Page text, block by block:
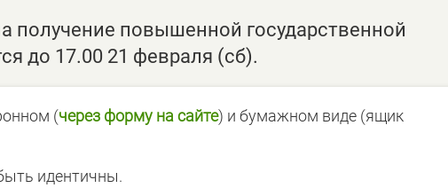
повышенной государственной
до 17.00 21 февраля (сб).
(через форму на сайте) и бумажном виде (ящик
идентичны.